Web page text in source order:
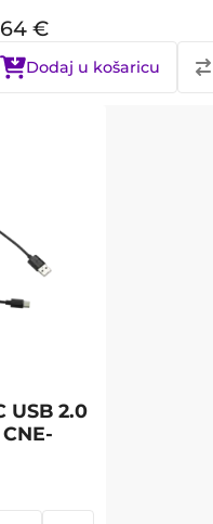
€
Dodaj u košaricu
USB 2.0